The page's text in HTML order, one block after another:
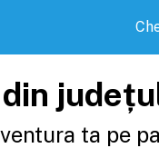
ta pe